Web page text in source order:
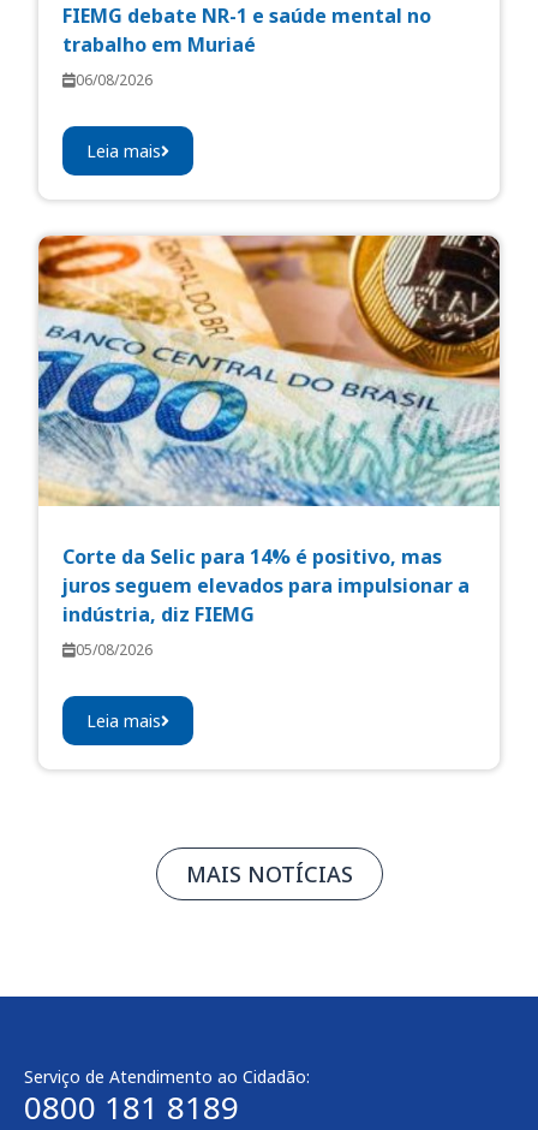
FIEMG debate NR-1 e saúde mental no
trabalho em Muriaé
06/08/2026
Leia mais
Corte da Selic para 14% é positivo, mas
juros seguem elevados para impulsionar a
indústria, diz FIEMG
05/08/2026
Leia mais
MAIS NOTÍCIAS
Serviço de Atendimento ao Cidadão:
0800 181 8189